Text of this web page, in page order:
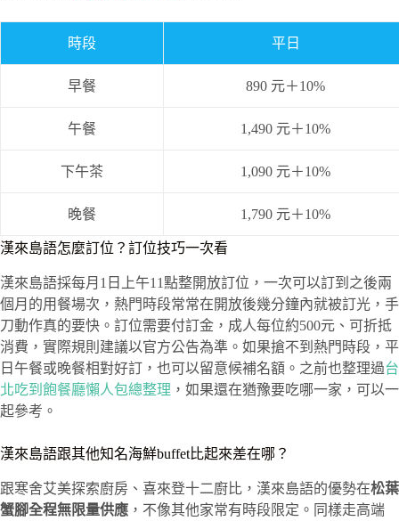
時段 平日
早餐 890 元＋10%
午餐 1,490 元＋10%
下午茶 1,090 元＋10%
晚餐 1,790 元＋10%
漢來島語怎麼訂位？訂位技巧一次看
漢來島語採每月1日上午11點整開放訂位，一次可以訂到之後兩
個月的用餐場次，熱門時段常常在開放後幾分鐘內就被訂光，手
刀動作真的要快。訂位需要付訂金，成人每位約500元、可折抵
消費，實際規則建議以官方公告為準。如果搶不到熱門時段，平
日午餐或晚餐相對好訂，也可以留意候補名額。之前也整理過台
北吃到飽餐廳懶人包總整理 ，如果還在猶豫要吃哪一家，可以一
起參考。
漢來島語跟其他知名海鮮buffet比起來差在哪？
跟寒舍艾美探索廚房、喜來登十二廚比，漢來島語的優勢在松葉
蟹腳全程無限量供應 ，不像其他家常有時段限定。同樣走高端